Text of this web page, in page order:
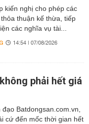
kiến nghị cho phép các
thuận kế thừa, tiếp
các nghĩa vụ tài...
14:54 | 07/08/2026
phải hết giá
đạo Batdongsan.com.vn,
cứ đến mốc thời gian hết